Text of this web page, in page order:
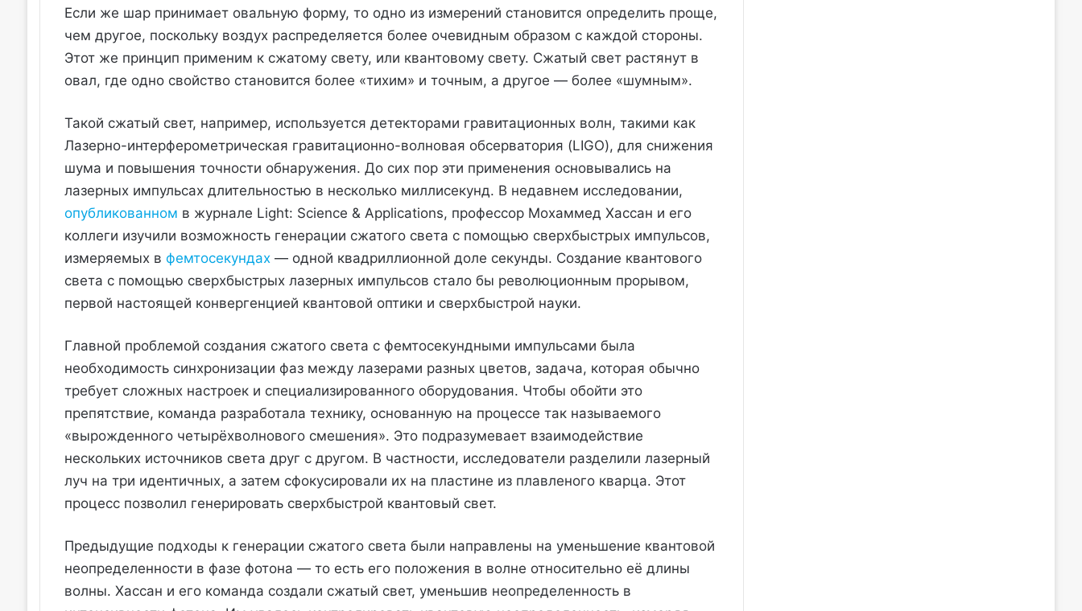
Если же шар принимает овальную форму, то одно из измерений становится определить проще,
чем другое, поскольку воздух распределяется более очевидным образом с каждой стороны.
Этот же принцип применим к сжатому свету, или квантовому свету. Сжатый свет растянут в
овал, где одно свойство становится более «тихим» и точным, а другое — более «шумным».
Такой сжатый свет, например, используется детекторами гравитационных волн, такими как
Лазерно-интерферометрическая гравитационно-волновая обсерватория (LIGO), для снижения
шума и повышения точности обнаружения. До сих пор эти применения основывались на
лазерных импульсах длительностью в несколько миллисекунд. В недавнем исследовании,
опубликованном в журнале Light: Science & Applications, профессор Мохаммед Хассан и его
коллеги изучили возможность генерации сжатого света с помощью сверхбыстрых импульсов,
измеряемых в фемтосекундах— одной квадриллионной доле секунды. Создание квантового
света с помощью сверхбыстрых лазерных импульсов стало бы революционным прорывом,
первой настоящей конвергенцией квантовой оптики и сверхбыстрой науки.
Главной проблемой создания сжатого света с фемтосекундными импульсами была
необходимость синхронизации фаз между лазерами разных цветов, задача, которая обычно
требует сложных настроек и специализированного оборудования. Чтобы обойти это
препятствие, команда разработала технику, основанную на процессе так называемого
«вырожденного четырёхволнового смешения». Это подразумевает взаимодействие
нескольких источников света друг с другом. В частности, исследователи разделили лазерный
луч на три идентичных, а затем сфокусировали их на пластине из плавленого кварца. Этот
процесс позволил генерировать сверхбыстрой квантовый свет.
Предыдущие подходы к генерации сжатого света были направлены на уменьшение квантовой
неопределенности в фазе фотона — то есть его положения в волне относительно её длины
волны. Хассан и его команда создали сжатый свет, уменьшив неопределенность в